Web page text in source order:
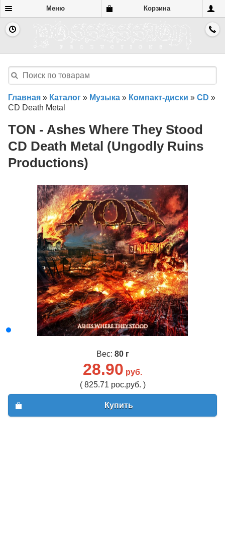
Меню Корзина
Главная » Каталог » Музыка » Компакт-диски » CD »
CD Death Metal
TON - Ashes Where They Stood
CD Death Metal (Ungodly Ruins
Productions)
Вес: 80 г
28.90 руб.
( 825.71 рос.руб. )
Купить